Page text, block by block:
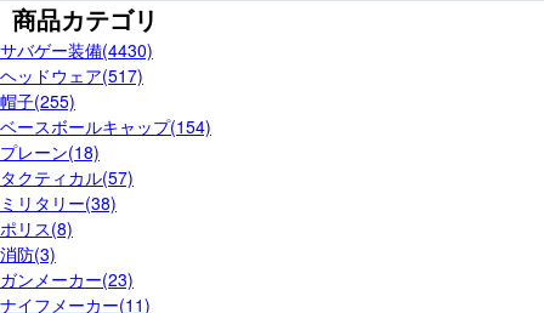
商品カテゴリ
サバゲー装備(4430)
ヘッドウェア(517)
帽子(255)
ベースボールキャップ(154)
プレーン(18)
タクティカル(57)
ミリタリー(38)
ポリス(8)
消防(3)
ガンメーカー(23)
ナイフメーカー(11)